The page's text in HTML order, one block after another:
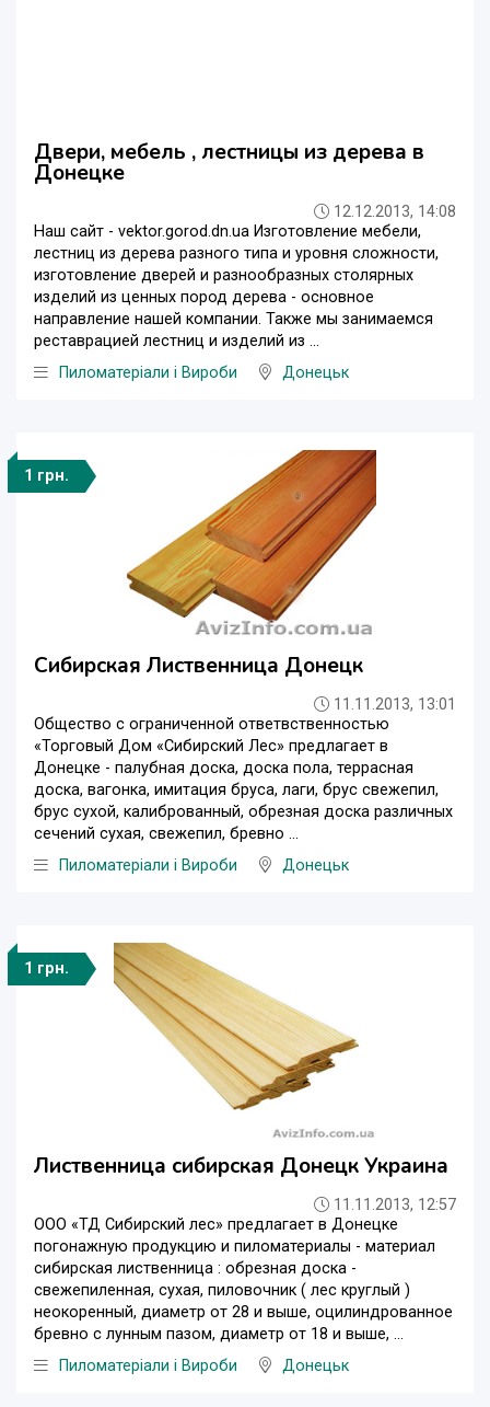
Двери, мебель , лестницы из дерева в
Донецке
12.12.2013, 14:08
Наш сайт - vektor.gorod.dn.ua Изготовление мебели,
лестниц из дерева разного типа и уровня сложности,
изготовление дверей и разнообразных столярных
изделий из ценных пород дерева - основное
направление нашей компании. Также мы занимаемся
реставрацией лестниц и изделий из ...
Пиломатеріали і Вироби
Донецьк
1 грн.
Сибирская Лиственница Донецк
11.11.2013, 13:01
Общество с ограниченной ответвственностью
«Торговый Дом «Сибирский Лес» предлагает в
Донецке - палубная доска, доска пола, террасная
доска, вагонка, имитация бруса, лаги, брус свежепил,
брус сухой, калиброванный, обрезная доска различных
сечений сухая, свежепил, бревно ...
Пиломатеріали і Вироби
Донецьк
1 грн.
Лиственница сибирская Донецк Украина
11.11.2013, 12:57
ООО «ТД Сибирский лес» предлагает в Донецке
погонажную продукцию и пиломатериалы - материал
сибирская лиственница : обрезная доска -
свежепиленная, сухая, пиловочник ( лес круглый )
неокоренный, диаметр от 28 и выше, оцилиндрованное
бревно с лунным пазом, диаметр от 18 и выше, ...
Пиломатеріали і Вироби
Донецьк